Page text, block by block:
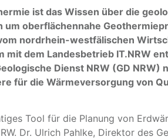
ist das Wissen über die
um oberflächennahe
nordrhein-westfälischen
mit dem Landesbetrieb IT.NRW
Dienst NRW (GD
für die Wärmeversorgung von
Tool für die Planung von
Dr. Ulrich Pahlke, Direktor des